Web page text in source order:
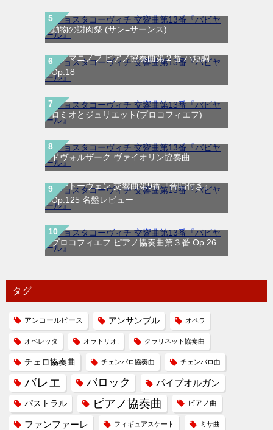
動物の謝肉祭 (サン=サーンス)
ラフマニノフ ピアノ協奏曲第２番 ハ短調
Op.18
ロミオとジュリエット(プロコフィエフ)
ドヴォルザーク ヴァイオリン協奏曲
ベートーヴェン 交響曲第9番『合唱付き』
Op.125 名盤レビュー
プロコフィエフ ピアノ協奏曲第３番 Op.26
タグ
アンコールピース アンサンブル オペラ
オペレッタ オラトリオ. クラリネット協奏曲
チェロ協奏曲 チェンバロ協奏曲 チェンバロ曲
バレエ バロック パイプオルガン
パストラル ピアノ協奏曲 ピアノ曲
ファンファーレ フィギュアスケート ミサ曲